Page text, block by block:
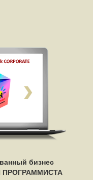
бизнес
ПРОГРАММИСТА